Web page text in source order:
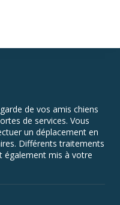
de vos amis chiens
de services. Vous
un déplacement en
Différents traitements
également mis à votre